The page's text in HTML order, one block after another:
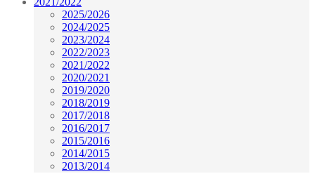
2025/2026
2024/2025
2023/2024
2022/2023
2021/2022
2020/2021
2019/2020
2018/2019
2017/2018
2016/2017
2015/2016
2014/2015
2013/2014